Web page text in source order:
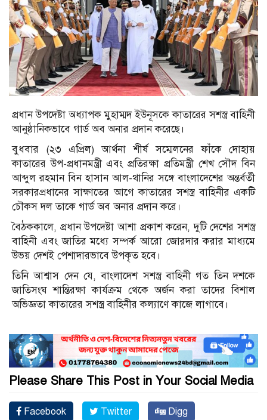
প্রধান উপদেষ্টা অধ্যাপক মুহাম্মদ ইউনূসকে কাতারের সশস্ত্র বাহিনী
আনুষ্ঠানিকভাবে গার্ড অব অনার প্রদান করেছে।
বুধবার (২৩ এপ্রিল) আর্থনা শীর্ষ সম্মেলনের ফাঁকে দোহায়
কাতারের উপ-প্রধানমন্ত্রী এবং প্রতিরক্ষা প্রতিমন্ত্রী শেখ সৌদ বিন
আব্দুল রহমান বিন হাসান আল-থানির সঙ্গে বাংলাদেশের অন্তর্বর্তী
সরকারপ্রধানের সাক্ষাতের আগে কাতারের সশস্ত্র বাহিনীর একটি
চৌকস দল তাকে গার্ড অব অনার প্রদান করে।
বৈঠককালে, প্রধান উপদেষ্টা আশা প্রকাশ করেন, দুটি দেশের সশস্ত্র
বাহিনী এবং জাতির মধ্যে সম্পর্ক আরো জোরদার করার মাধ্যমে
উভয় দেশই পেশাদারভাবে উপকৃত হবে।
তিনি আশ্বাস দেন যে, বাংলাদেশ সশস্ত্র বাহিনী গত তিন দশকে
জাতিসংঘ শান্তিরক্ষা কার্যক্রম থেকে অর্জন করা তাদের বিশাল
অভিজ্ঞতা কাতারের সশস্ত্র বাহিনীর কল্যাণে কাজে লাগাবে।
Please Share This Post in Your Social Media
Facebook Twitter Digg